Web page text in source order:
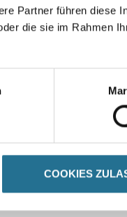
Partner führen diese
die sie im Rahmen
COOKIES
Sie sich inspirieren.